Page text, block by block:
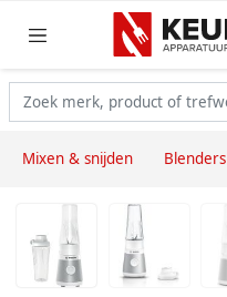
Mixen & snijden Blenders